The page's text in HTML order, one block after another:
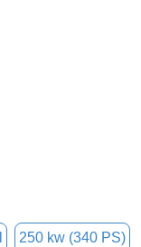
250 kw (340 PS)